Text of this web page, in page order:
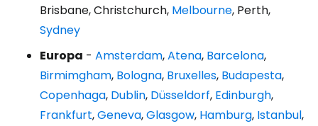
Brisbane, Christchurch, Melbourne, Perth,
Sydney
Europa - Amsterdam,Atena, Barcelona,
Birmimgham, Bologna, Bruxelles, Budapesta,
Copenhaga, Dublin, Düsseldorf, Edinburgh,
Frankfurt,Geneva,Glasgow, Hamburg, Istanbul,